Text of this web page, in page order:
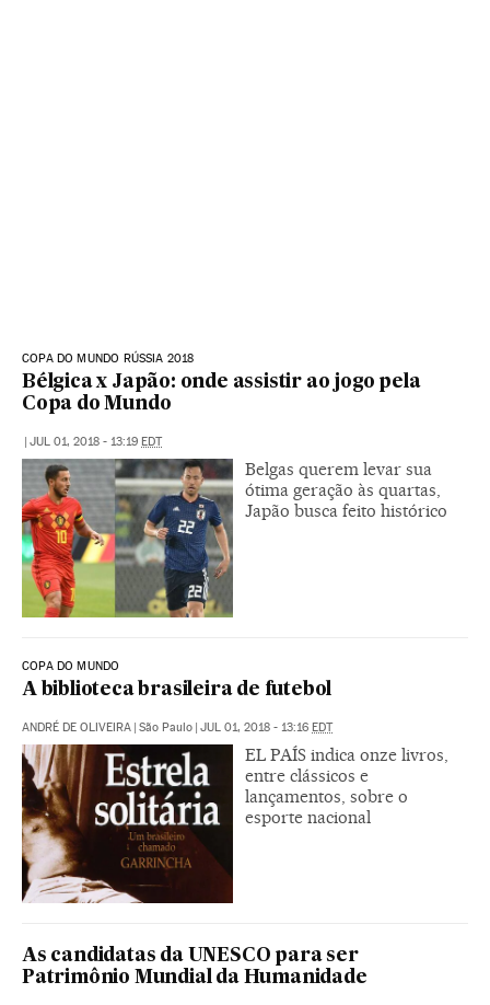
COPA DO MUNDO RÚSSIA 2018
Bélgica x Japão: onde assistir ao jogo pela
Copa do Mundo
| JUL 01, 2018 - 13:19 EDT
Belgas querem levar sua
ótima geração às quartas,
Japão busca feito histórico
COPA DO MUNDO
A biblioteca brasileira de futebol
ANDRÉ DE OLIVEIRA | São Paulo | JUL 01, 2018 - 13:16 EDT
EL PAÍS indica onze livros,
entre clássicos e
lançamentos, sobre o
esporte nacional
As candidatas da UNESCO para ser
Patrimônio Mundial da Humanidade